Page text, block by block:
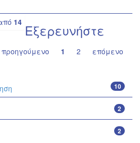
14
προηγούμενο 1 2 επόμενο
Εξερευνήστε
10
2
2